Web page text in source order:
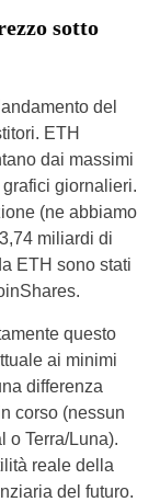
sotto
del
ETH
dai massimi
giornalieri.
(ne abbiamo
miliardi di
ETH sono stati
questo
ai minimi
differenza
corso (nessun
o Terra/Luna).
reale della
del futuro.